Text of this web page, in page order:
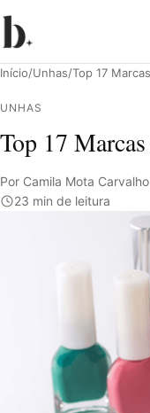
Início/Unhas/Top 17
UNHAS
Top 17 Marcas
Por Camila Mota Carvalho
23 min de leitura